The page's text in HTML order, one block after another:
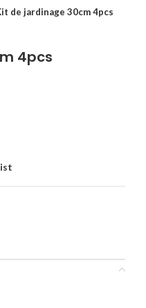
de jardinage 30cm 4pcs
4pcs